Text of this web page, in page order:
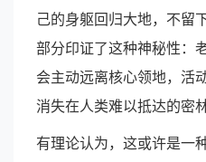
己的身躯回归大地，不留
部分印证了这种神秘性：
会主动远离核心领地，活
消失在人类难以抵达的密
有理论认为，这或许是一